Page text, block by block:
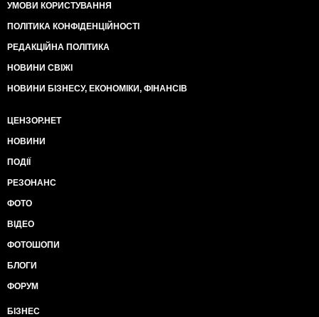
УМОВИ КОРИСТУВАННЯ
ПОЛІТИКА КОНФІДЕНЦІЙНОСТІ
РЕДАКЦІЙНА ПОЛІТИКА
НОВИНИ СВІЖІ
НОВИНИ БІЗНЕСУ, ЕКОНОМІКИ, ФІНАНСІВ
ЦЕНЗОР.НЕТ
НОВИНИ
ПОДІЇ
РЕЗОНАНС
ФОТО
ВІДЕО
ФОТОШОПИ
БЛОГИ
ФОРУМ
БІЗНЕС